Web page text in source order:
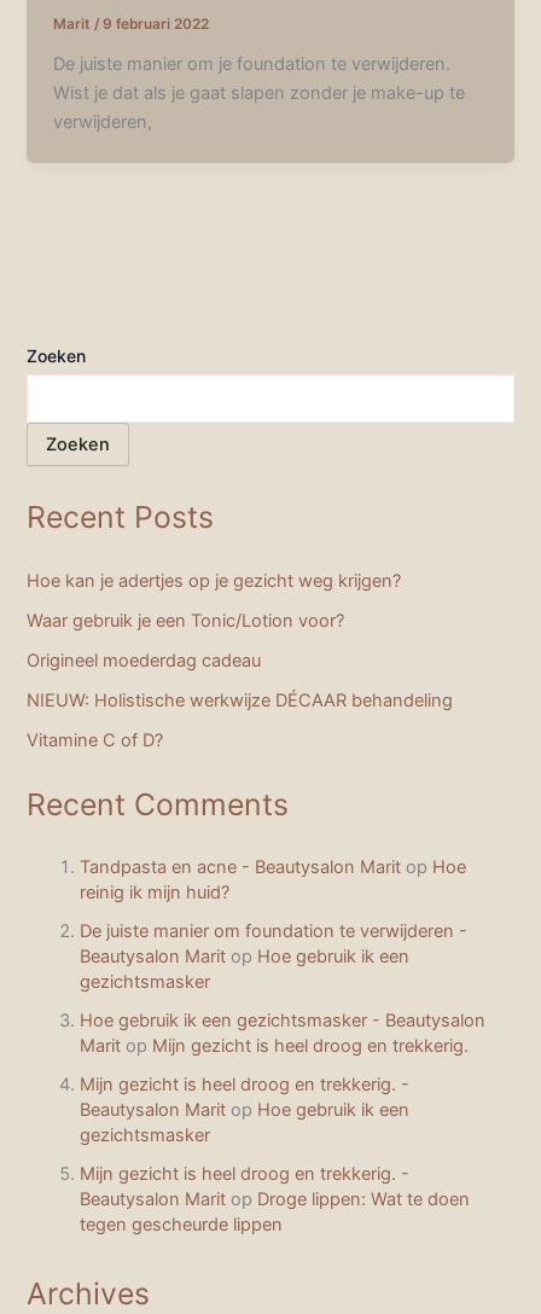
Marit/9 februari 2022
De juiste manier om je foundation te verwijderen.
Wist je dat als je gaat slapen zonder je make-up te
verwijderen,
Zoeken
Zoeken
Recent Posts
Hoe kan je adertjes op je gezicht weg krijgen?
Waar gebruik je een Tonic/Lotion voor?
Origineel moederdag cadeau
NIEUW: Holistische werkwijze DÉCAAR behandeling
Vitamine C of D?
Recent Comments
Tandpasta en acne - Beautysalon Marit op Hoe
reinig ik mijn huid?
De juiste manier om foundation te verwijderen -
Beautysalon Marit op Hoe gebruik ik een
gezichtsmasker
Hoe gebruik ik een gezichtsmasker - Beautysalon
Marit op Mijn gezicht is heel droog en trekkerig.
Mijn gezicht is heel droog en trekkerig. -
Beautysalon Marit op Hoe gebruik ik een
gezichtsmasker
Mijn gezicht is heel droog en trekkerig. -
Beautysalon Marit op Droge lippen: Wat te doen
tegen gescheurde lippen
Archives